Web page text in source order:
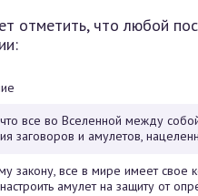
отметить, что любой
что все во Вселенной между
заговоров и амулетов,
закону, все в мире имеет свое
амулет на защиту от